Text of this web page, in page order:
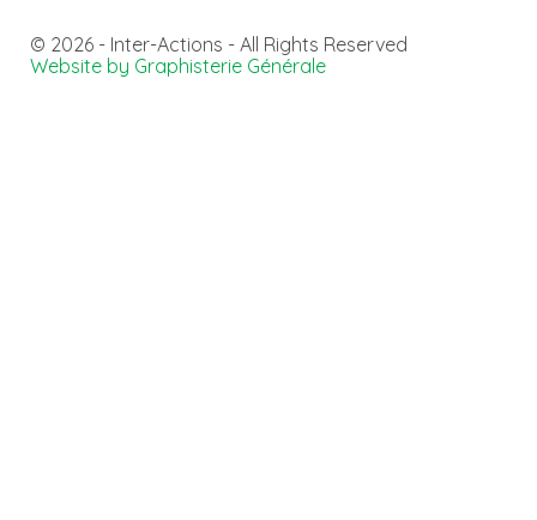
© 2026 - Inter-Actions - All Rights Reserved
Website by Graphisterie Générale